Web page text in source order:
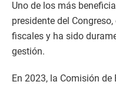
Uno de los más
presidente del
fiscales y ha sido
gestión.
En 2023, la Comisión